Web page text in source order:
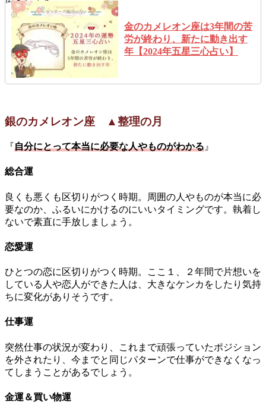
金のカメレオン座は3年間の苦
労が終わり、新たに動き出す
年【2024年五星三心占い】
銀のカメレオン座 ▲整理の月
『自分にとって本当に必要な人やものがわかる 』
総合運
良くも悪くも区切りがつく時期。周囲の人やものが本当に必
要なのか、ふるいにかけるのにいいタイミングです。執着し
ないで素直に手放しましょう。
恋愛運
ひとつの恋に区切りがつく時期。ここ１、２年間で片想いを
している人や恋人ができた人は、大きなケンカをしたり気持
ちに変化がありそうです。
仕事運
突然仕事の状況が変わり、これまで頑張っていたポジション
を外されたり、今までと同じパターンで仕事ができなくなっ
てしまうことがあるでしょう。
金運＆買い物運